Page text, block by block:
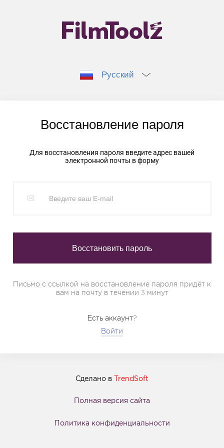
Русский
Восстановление пароля
Для восстановления пароля введите адрес вашей
электронной почты в форму
Письмо с ссылкой на восстановление пароля придёт к
вам на почту в течении 3 минут
Есть аккаунт?
Войти
Сделано в TrendSoft
Полная версия сайта
Политика конфиденциальности